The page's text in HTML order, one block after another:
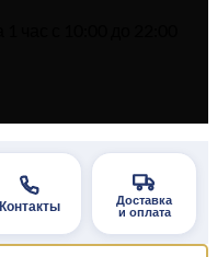
Контакты
Доставка
и оплата